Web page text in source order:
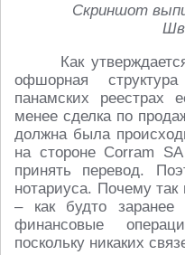
Скриншот
Как
офшорная
панамских реестрах
менее сделка по
должна была
на стороне Corram
принять перевод.
нотариуса. Почему
– как будто
финансовые
поскольку никаких